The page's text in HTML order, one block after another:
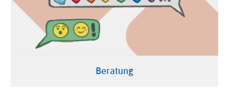
Beratung